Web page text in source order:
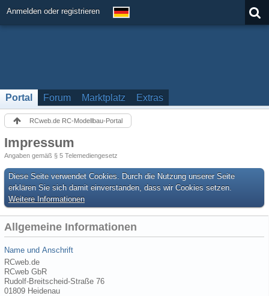
Anmelden oder registrieren
Portal Forum Marktplatz Extras
RCweb.de RC-Modellbau-Portal
Impressum
Angaben gemäß § 5 Telemediengesetz
Diese Seite verwendet Cookies. Durch die Nutzung unserer Seite
erklären Sie sich damit einverstanden, dass wir Cookies setzen.
Weitere Informationen
Allgemeine Informationen
Name und Anschrift
RCweb.de
RCweb GbR
Rudolf-Breitscheid-Straße 76
01809 Heidenau